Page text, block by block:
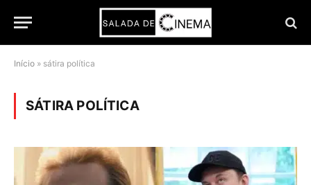
Início » sátira política
SÁTIRA POLÍTICA